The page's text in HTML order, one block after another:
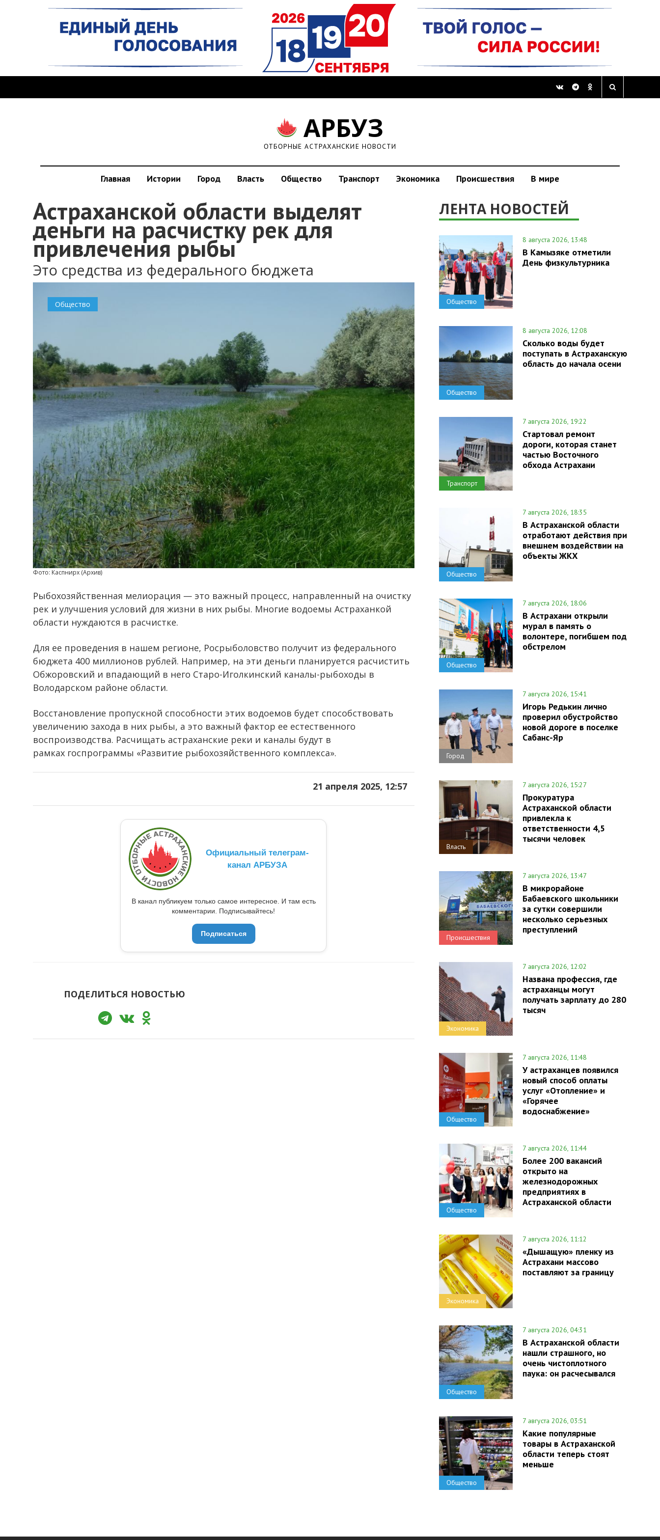
АРБУЗ
ОТБОРНЫЕ АСТРАХАНСКИЕ НОВОСТИ
Главная Истории Город Власть Общество Транспорт Экономика Происшествия В мире
Астраханской области выделят
деньги на расчистку рек для
привлечения рыбы
Это средства из федерального бюджета
Общество
Фото: Каспнирх (Архив)
Рыбохозяйственная мелиорация — это важный процесс, направленный на очистку
рек и улучшения условий для жизни в них рыбы. Многие водоемы Астраханкой
области нуждаются в расчистке.
Для ее проведения в нашем регионе, Росрыболовство получит из федерального
бюджета 400 миллионов рублей. Например, на эти деньги планируется расчистить
Обжоровский и впадающий в него Старо-Иголкинский каналы-рыбоходы в
Володарском районе области.
Восстановление пропускной способности этих водоемов будет способствовать
увеличению захода в них рыбы, а это важный фактор ее естественного
воспроизводства. Расчищать астраханские реки и каналы будут в
рамках госпрограммы «Развитие рыбохозяйственного комплекса».
21 апреля 2025, 12:57
Официальный телеграм-
канал АРБУЗА
В канал публикуем только самое интересное. И там есть
комментарии. Подписывайтесь!
Подписаться
ПОДЕЛИТЬСЯ НОВОСТЬЮ
ЛЕНТА НОВОСТЕЙ
Общество
8 августа 2026, 13:48
В Камызяке отметили
День физкультурника
Общество
8 августа 2026, 12:08
Сколько воды будет
поступать в Астраханскую
область до начала осени
Транспорт
7 августа 2026, 19:22
Стартовал ремонт
дороги, которая станет
частью Восточного
обхода Астрахани
Общество
7 августа 2026, 18:35
В Астраханской области
отработают действия при
внешнем воздействии на
объекты ЖКХ
Общество
7 августа 2026, 18:06
В Астрахани открыли
мурал в память о
волонтере, погибшем под
обстрелом
Город
7 августа 2026, 15:41
Игорь Редькин лично
проверил обустройство
новой дороге в поселке
Сабанс-Яр
Власть
7 августа 2026, 15:27
Прокуратура
Астраханской области
привлекла к
ответственности 4,5
тысячи человек
Происшествия
7 августа 2026, 13:47
В микрорайоне
Бабаевского школьники
за сутки совершили
несколько серьезных
преступлений
Экономика
7 августа 2026, 12:02
Названа профессия, где
астраханцы могут
получать зарплату до 280
тысяч
Общество
7 августа 2026, 11:48
У астраханцев появился
новый способ оплаты
услуг «Отопление» и
«Горячее
водоснабжение»
Общество
7 августа 2026, 11:44
Более 200 вакансий
открыто на
железнодорожных
предприятиях в
Астраханской области
Экономика
7 августа 2026, 11:12
«Дышащую» пленку из
Астрахани массово
поставляют за границу
Общество
7 августа 2026, 04:31
В Астраханской области
нашли страшного, но
очень чистоплотного
паука: он расчесывался
Общество
7 августа 2026, 03:51
Какие популярные
товары в Астраханской
области теперь стоят
меньше